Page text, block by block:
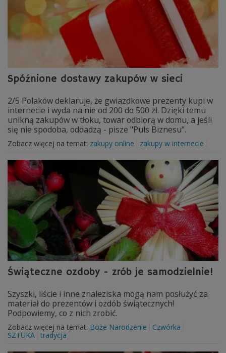
Spóźnione dostawy zakupów w sieci
2/5 Polaków deklaruje, że gwiazdkowe prezenty kupi w
internecie i wyda na nie od 200 do 500 zł. Dzięki temu
unikną zakupów w tłoku, towar odbiorą w domu, a jeśli
się nie spodoba, oddadzą - pisze "Puls Biznesu".
Zobacz więcej na temat: zakupy online zakupy w internecie
Świąteczne ozdoby - zrób je samodzielnie!
Szyszki, liście i inne znaleziska mogą nam posłużyć za
materiał do prezentów i ozdób świątecznych!
Podpowiemy, co z nich zrobić.
Zobacz więcej na temat: Boże Narodzenie
Czwórka
SZTUKA tradycja